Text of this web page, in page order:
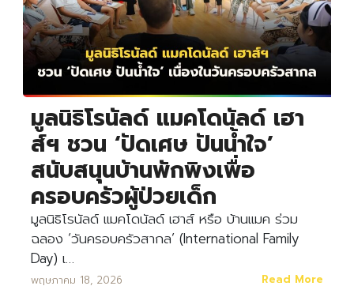
มูลนิธิโรนัลด์ แมคโดนัลด์ เฮา
ส์ฯ ชวน ‘ปัดเศษ ปันน้ำใจ’
สนับสนุนบ้านพักพิงเพื่อ
ครอบครัวผู้ป่วยเด็ก
มูลนิธิโรนัลด์ แมคโดนัลด์ เฮาส์ หรือ บ้านแมค ร่วม
ฉลอง ‘วันครอบครัวสากล’ (International Family
Day) เ…
พฤษภาคม 18, 2026 Read More